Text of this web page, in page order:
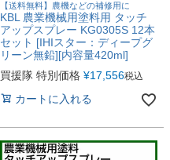
【送料無料】農機などの補修用に
KBL 農業機械用塗料用 タッチ
アップスプレー KG0305S 12本
セット [IHIスター：ディープグ
リーン無鉛][内容量420ml]
買援隊 特別価格 ¥17,556税込
カートに入れる